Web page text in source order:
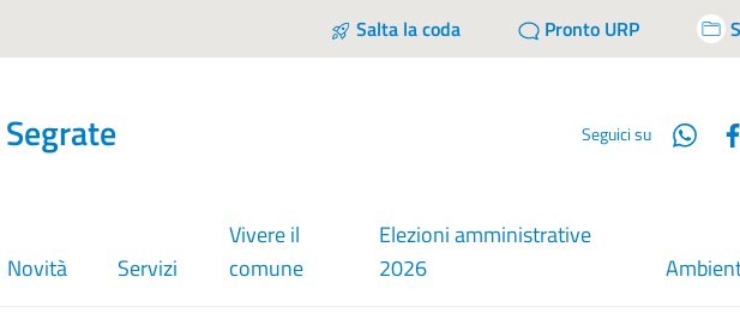
Salta la coda Pronto URP
Seguici su
Novità Servizi
Vivere il
comune
Elezioni amministrative
2026